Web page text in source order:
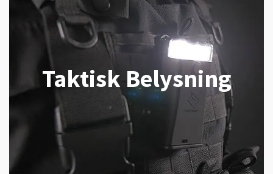
Taktisk Belysning